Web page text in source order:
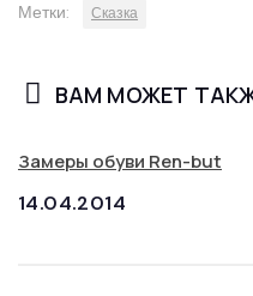
Метки: Сказка
ВАМ МОЖЕТ
Замеры обуви Ren-but
14.04.2014